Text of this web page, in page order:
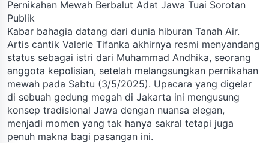
Pernikahan Mewah Berbalut Adat Jawa Tuai Sorotan
Publik
Kabar bahagia datang dari dunia hiburan Tanah Air.
Artis cantik Valerie Tifanka akhirnya resmi menyandang
status sebagai istri dari Muhammad Andhika, seorang
anggota kepolisian, setelah melangsungkan pernikahan
mewah pada Sabtu (3/5/2025). Upacara yang digelar
di sebuah gedung megah di Jakarta ini mengusung
konsep tradisional Jawa dengan nuansa elegan,
menjadi momen yang tak hanya sakral tetapi juga
penuh makna bagi pasangan ini.